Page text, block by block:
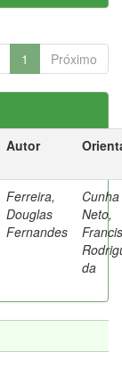
1 Próximo
Autor
Ferreira,
Douglas
Fernandes
Cunha
Neto,
da